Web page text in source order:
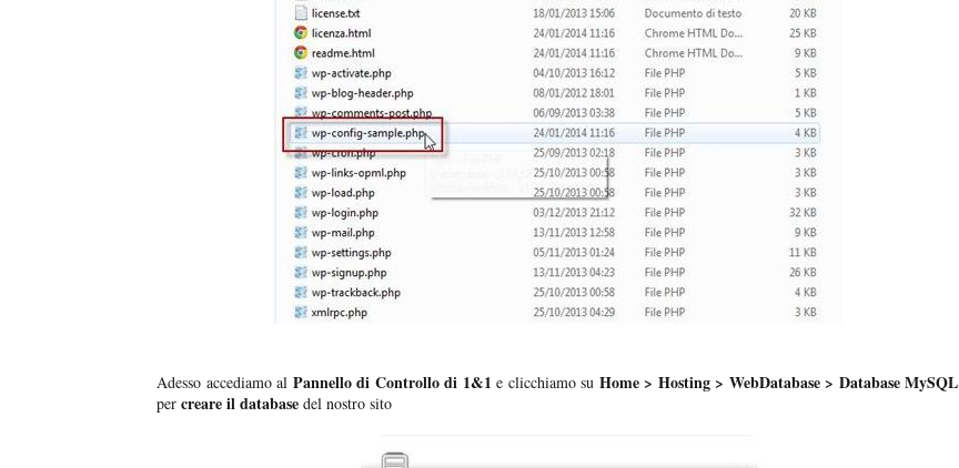
Adesso accediamo al Pannello di Controllo di 1&1 e clicchiamo su Home > Hosting > WebDatabase > Database MySQL
per creare il database del nostro sito